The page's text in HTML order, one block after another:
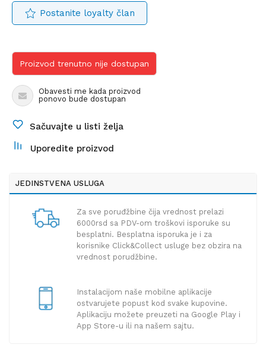
Postanite loyalty član
Proizvod trenutno nije dostupan
Obavesti me kada proizvod
ponovo bude dostupan
Sačuvajte u listi želja
Uporedite proizvod
JEDINSTVENA USLUGA
Za sve poruđžbine čija vrednost prelazi
6000rsd sa PDV-om troškovi isporuke su
besplatni. Besplatna isporuka je i za
korisnike Click&Collect usluge bez obzira na
vrednost porudžbine.
Instalacijom naše mobilne aplikacije
ostvarujete popust kod svake kupovine.
Aplikaciju možete preuzeti na Google Play i
App Store-u ili na našem sajtu.